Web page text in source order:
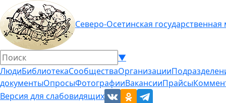
Северо-Осетинская
▼
ЛюдиБиблиотекаСообществаОрганизации
документыОпросыФотографииВакансииПрайсы
Версия для слабовидящих